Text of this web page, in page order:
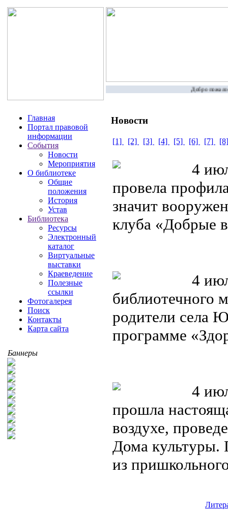
Добро
Главная
Портал правовой
информации
События
Новости
Мероприятия
О библиотеке
Общие
положения
История
Устав
Библиотека
Ресурсы
Электронный
каталог
Виртуальные
выставки
Краеведение
Полезные
ссылки
Фотогалерея
Поиск
Контакты
Карта сайта
Баннеры
Новости
[1] [2] [3] [4] [5] [6] [7]
4
провела
значит
клуба «Добрые
4
библиотечного
родители села
программе
4
прошла
воздухе,
Дома культуры.
из